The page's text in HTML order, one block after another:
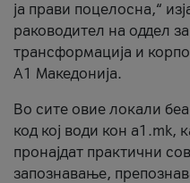
ја прави поцелосна,“
раководител на оддел
трансформација и
А1 Македонија.
Во сите овие локали
код кој води кон a1.mk,
пронајдат практични
запознавање,